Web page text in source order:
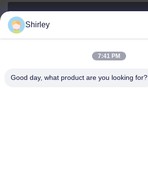
0086-18148506772
Shirley
7:41 PM
Good day, what product are you looking for?